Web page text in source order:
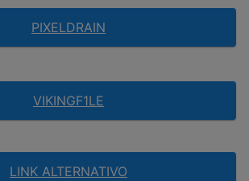
PIXELDRAIN
VIKINGF1LE
LINK ALTERNATIVO